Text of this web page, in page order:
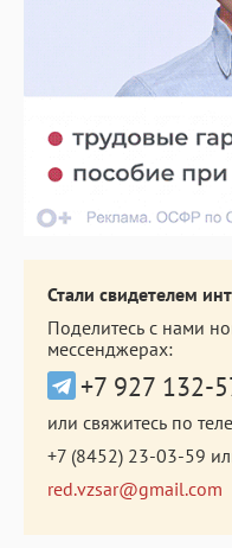
Стали свидетелем
Поделитесь с нами
мессенджерах:
+7 927 132-
или свяжитесь по
+7 (8452) 23-03-59
red.vzsar@gmail.com